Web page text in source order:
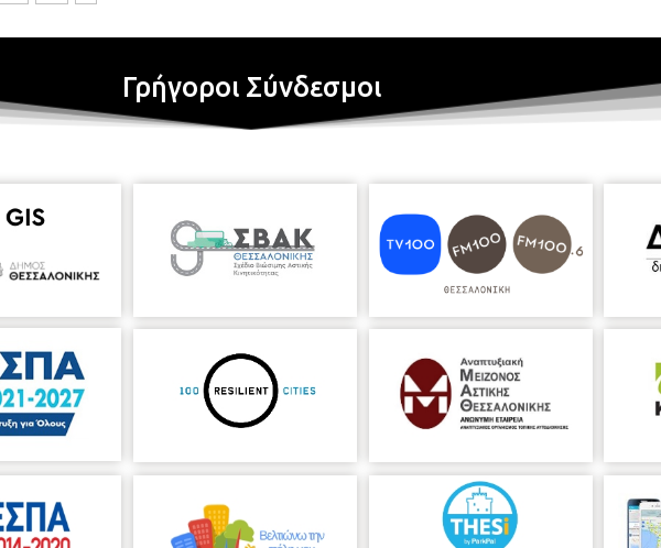
Γρήγοροι Σύνδεσμοι